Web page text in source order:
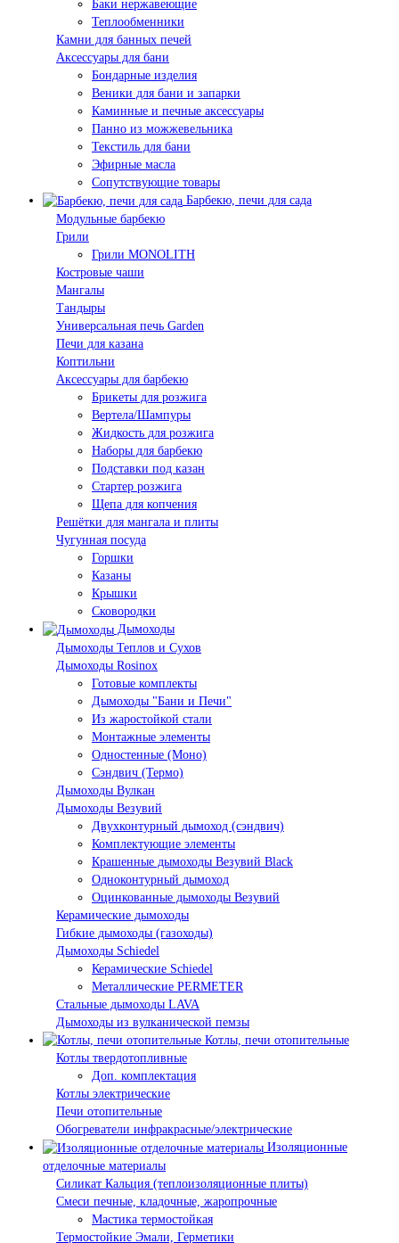
Баки нержавеющие
Теплообменники
Камни для банных печей
Аксессуары для бани
Бондарные изделия
Веники для бани и запарки
Каминные и печные аксессуары
Панно из можжевельника
Текстиль для бани
Эфирные масла
Сопутствующие товары
Барбекю, печи для сада
Модульные барбекю
Грили
Грили MONOLITH
Костровые чаши
Мангалы
Тандыры
Универсальная печь Garden
Печи для казана
Коптильни
Аксессуары для барбекю
Брикеты для розжига
Вертела/Шампуры
Жидкость для розжига
Наборы для барбекю
Подставки под казан
Стартер розжига
Щепа для копчения
Решётки для мангала и плиты
Чугунная посуда
Горшки
Казаны
Крышки
Сковородки
Дымоходы
Дымоходы Теплов и Сухов
Дымоходы Rosinox
Готовые комплекты
Дымоходы "Бани и Печи"
Из жаростойкой стали
Монтажные элементы
Одностенные (Моно)
Сэндвич (Термо)
Дымоходы Вулкан
Дымоходы Везувий
Двухконтурный дымоход (сэндвич)
Комплектующие элементы
Крашенные дымоходы Везувий Black
Одноконтурный дымоход
Оцинкованные дымоходы Везувий
Керамические дымоходы
Гибкие дымоходы (газоходы)
Дымоходы Schiedel
Керамические Schiedel
Металлические PERMETER
Стальные дымоходы LAVA
Дымоходы из вулканической пемзы
Котлы, печи отопительные
Котлы твердотопливные
Доп. комплектация
Котлы электрические
Печи отопительные
Обогреватели инфракрасные/электрические
Изоляционные
отделочные материалы
Силикат Кальция (теплоизоляционные плиты)
Смеси печные, кладочные, жаропрочные
Мастика термостойкая
Термостойкие Эмали, Герметики